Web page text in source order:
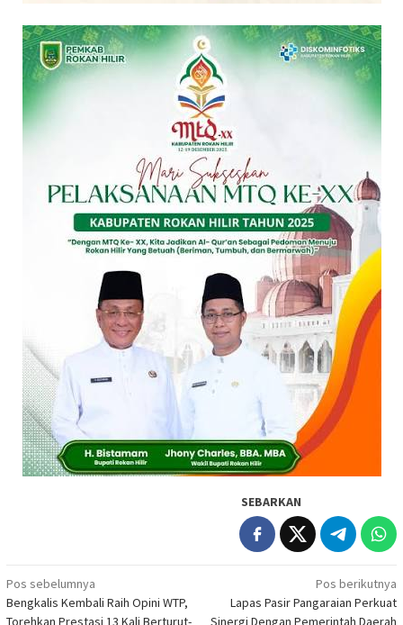
SEBARKAN
Navigasi
pos
Pos sebelumnya
Bengkalis Kembali Raih Opini WTP,
Torehkan Prestasi 13 Kali Berturut-
Pos berikutnya
Lapas Pasir Pangaraian Perkuat
Sinergi Dengan Pemerintah Daerah